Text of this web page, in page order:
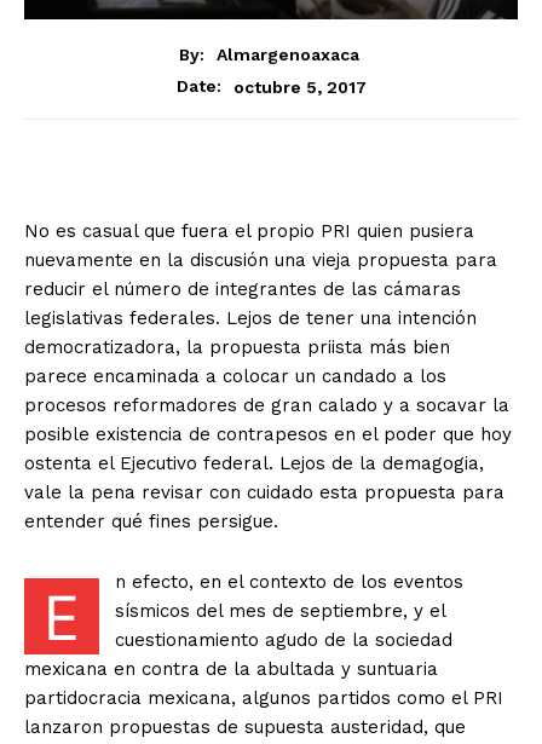
By:
Almargenoaxaca
Date:
octubre 5, 2017
No es casual que fuera el propio PRI quien pusiera
nuevamente en la discusión una vieja propuesta para
reducir el número de integrantes de las cámaras
legislativas federales. Lejos de tener una intención
democratizadora, la propuesta priista más bien
parece encaminada a colocar un candado a los
procesos reformadores de gran calado y a socavar la
posible existencia de contrapesos en el poder que hoy
ostenta el Ejecutivo federal. Lejos de la demagogia,
vale la pena revisar con cuidado esta propuesta para
entender qué fines persigue.
E
n efecto, en el contexto de los eventos
sísmicos del mes de septiembre, y el
cuestionamiento agudo de la sociedad
mexicana en contra de la abultada y suntuaria
partidocracia mexicana, algunos partidos como el PRI
lanzaron propuestas de supuesta austeridad, que